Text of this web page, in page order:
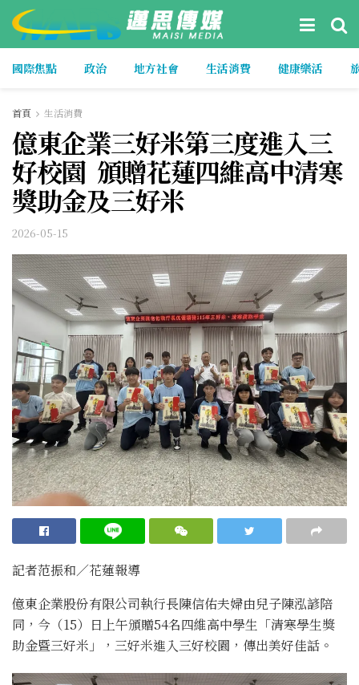
國際焦點 政治 地方社會 生活消費 健康樂活
首頁 生活消費
億東企業三好米第三度進入三
好校園 頒贈花蓮四維高中清寒
獎助金及三好米
2026-05-15
記者范振和∕花蓮報導
億東企業股份有限公司執行長陳信佑夫婦由兒子陳泓諺陪
同，今（15）日上午頒贈54名四維高中學生「清寒學生獎
助金暨三好米」，三好米進入三好校園，傳出美好佳話。